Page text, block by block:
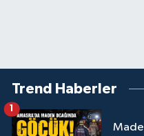
Trend Haberler
1